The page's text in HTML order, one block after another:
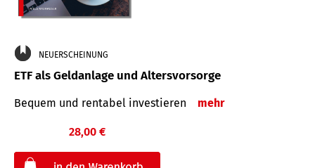
NEUERSCHEINUNG
ETF als Geldanlage und Altersvorsorge
Bequem und rentabel investieren mehr
28,00 €